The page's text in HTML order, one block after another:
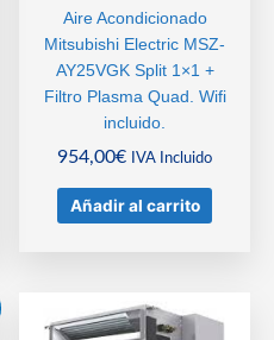
Aire Acondicionado
Mitsubishi Electric MSZ-
AY25VGK Split 1×1 +
Filtro Plasma Quad. Wifi
incluido.
954,00€ IVA Incluido
Añadir al carrito